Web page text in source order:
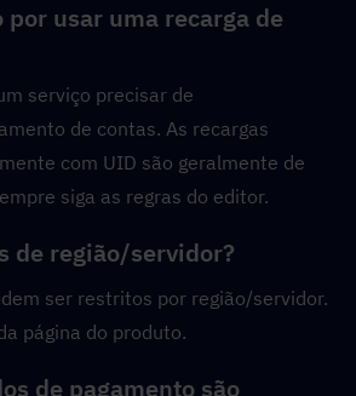
por usar uma recarga de
serviço precisar de
de contas. As recargas
com UID são geralmente de
siga as regras do editor.
de região/servidor?
ser restritos por região/servidor.
página do produto.
de pagamento são